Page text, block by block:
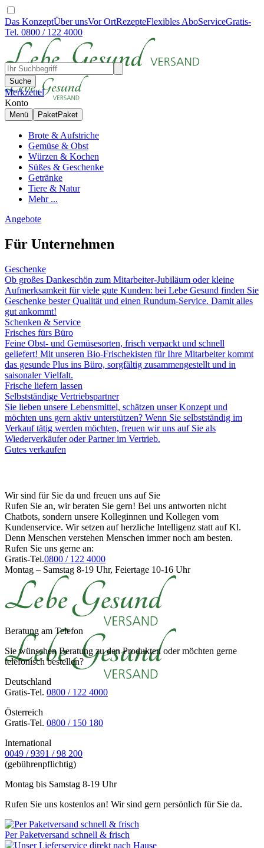
Das KonzeptÜber unsVor OrtRezepteFlexibles AboServiceGratis-
Tel. 0800 / 122 4000
Suche
Merkzettel
Konto
Menü PaketPaket
Brote & Aufstriche
Gemüse & Obst
Würzen & Kochen
Süßes & Geschenke
Getränke
Tiere & Natur
Mehr ...
Angebote
Für Unternehmen
Geschenke
Ob großes Dankeschön zum Mitarbeiter-Jubiläum oder kleine
Aufmerksamkeit für viele gute Kunden: bei Lebe Gesund finden Sie
Geschenke bester Qualität und einen Rundum-Service. Damit alles
gut ankommt!
Schenken & Service
Frisches fürs Büro
Feine Obst- und Gemüsesorten, frisch verpackt und schnell
geliefert! Mit unseren Bio-Frischekisten für Ihre Mitarbeiter kommt
das gesunde Plus ins Büro, sorgfältig zusammengestellt und in
saisonaler Vielfalt.
Frische liefern lassen
Selbstständige Vertriebspartner
Sie lieben unsere Lebensmittel, schätzen unser Konzept und
möchten uns gern aktiv unterstützen? Wenn Sie selbstständig im
Verkauf tätig werden möchten, freuen wir uns auf Sie als
Wiederverkäufer oder Partner im Vertrieb.
Gutes verkaufen
Wir sind für Sie da und freuen uns auf Sie
Rufen Sie an, wir beraten Sie gern! Bei uns antworten nicht
Chatbots, sondern unsere Kolleginnen und Kollegen vom
Kundenservice. Wir setzen auf herzliche Intelligenz statt auf Kl.
Denn Menschen verstehen Menschen immer noch am besten.
Rufen Sie uns gerne an:
Gratis-Tel.0800 / 122 4000
Montag – Samstag 8-19 Uhr, Feiertage 10-16 Uhr
Beratung am Telefon
Sie wünschen Beratung zu den Produkten oder möchten gerne
telefonisch bestellen?
Deutschland
Gratis-Tel. 0800 / 122 4000
Österreich
Gratis-Tel. 0800 / 150 180
International
0049 / 9391 / 98 200
(gebührenpflichtig)
Montag bis Samstag 8-19 Uhr
Rufen Sie uns kostenlos an! Wir sind gern persönlich für Sie da.
Per Paketversand schnell & frisch